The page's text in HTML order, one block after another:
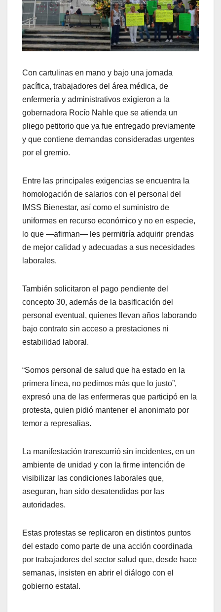
Con cartulinas en mano y bajo una jornada
pacífica, trabajadores del área médica, de
enfermería y administrativos exigieron a la
gobernadora Rocío Nahle que se atienda un
pliego petitorio que ya fue entregado previamente
y que contiene demandas consideradas urgentes
por el gremio.
Entre las principales exigencias se encuentra la
homologación de salarios con el personal del
IMSS Bienestar, así como el suministro de
uniformes en recurso económico y no en especie,
lo que —afirman— les permitiría adquirir prendas
de mejor calidad y adecuadas a sus necesidades
laborales.
También solicitaron el pago pendiente del
concepto 30, además de la basificación del
personal eventual, quienes llevan años laborando
bajo contrato sin acceso a prestaciones ni
estabilidad laboral.
“Somos personal de salud que ha estado en la
primera línea, no pedimos más que lo justo”,
expresó una de las enfermeras que participó en la
protesta, quien pidió mantener el anonimato por
temor a represalias.
La manifestación transcurrió sin incidentes, en un
ambiente de unidad y con la firme intención de
visibilizar las condiciones laborales que,
aseguran, han sido desatendidas por las
autoridades.
Estas protestas se replicaron en distintos puntos
del estado como parte de una acción coordinada
por trabajadores del sector salud que, desde hace
semanas, insisten en abrir el diálogo con el
gobierno estatal.